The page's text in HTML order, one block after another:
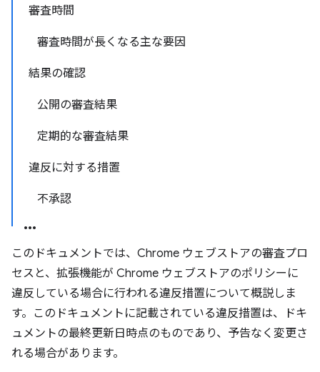
審査時間
審査時間が長くなる主な要因
結果の確認
公開の審査結果
定期的な審査結果
違反に対する措置
不承認
このドキュメントでは、Chrome ウェブストアの審査プロ
セスと、拡張機能が Chrome ウェブストアのポリシーに
違反している場合に行われる違反措置について概説しま
す。このドキュメントに記載されている違反措置は、ドキ
ュメントの最終更新日時点のものであり、予告なく変更さ
れる場合があります。